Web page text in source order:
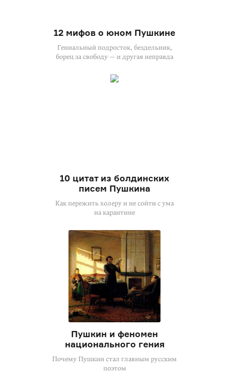
12 мифов о юном Пушкине
Гениальный подросток, бездельник,
борец за свободу — и другая неправда
10 цитат из болдинских
писем Пушкина
Как пережить холеру и не сойти с ума
на карантине
Пушкин и феномен
национального гения
Почему Пушкин стал главным русским
поэтом